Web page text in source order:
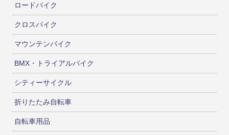
ロードバイク
クロスバイク
マウンテンバイク
BMX・トライアルバイク
シティーサイクル
折りたたみ自転車
自転車用品